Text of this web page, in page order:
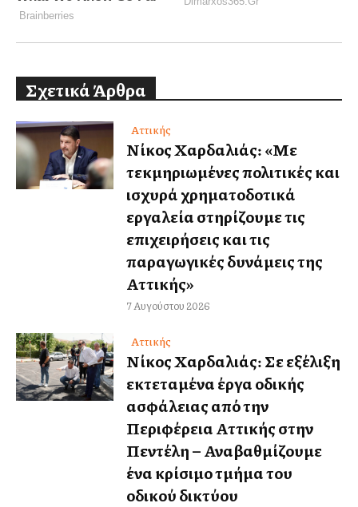
Σχετικά Άρθρα
Αττικής
Νίκος Χαρδαλιάς: «Με
τεκμηριωμένες πολιτικές και
ισχυρά χρηματοδοτικά
εργαλεία στηρίζουμε τις
επιχειρήσεις και τις
παραγωγικές δυνάμεις της
Αττικής»
7 Αυγούστου 2026
Αττικής
Νίκος Χαρδαλιάς: Σε εξέλιξη
εκτεταμένα έργα οδικής
ασφάλειας από την
Περιφέρεια Αττικής στην
Πεντέλη – Αναβαθμίζουμε
ένα κρίσιμο τμήμα του
οδικού δικτύου